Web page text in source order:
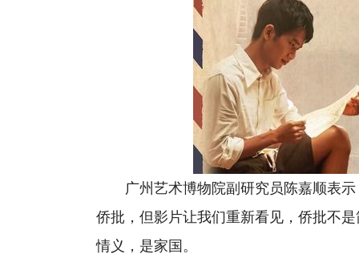
广州艺术博物院副研究员陈嘉顺表示
侨批，但影片让我们重新看见，侨批不
情义，是家国。